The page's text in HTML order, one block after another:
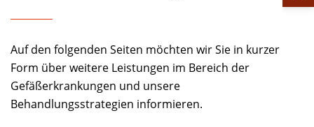
Auf den folgenden Seiten möchten wir Sie in kurzer
Form über weitere Leistungen im Bereich der
Gefäßerkrankungen und unsere
Behandlungsstrategien informieren.